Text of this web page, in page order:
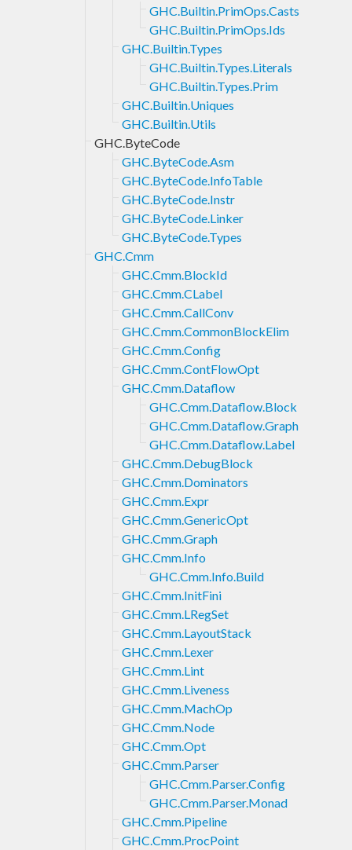
GHC.Builtin.PrimOps.Casts
GHC.Builtin.PrimOps.Ids
GHC.Builtin.Types
GHC.Builtin.Types.Literals
GHC.Builtin.Types.Prim
GHC.Builtin.Uniques
GHC.Builtin.Utils
GHC.ByteCode
GHC.ByteCode.Asm
GHC.ByteCode.InfoTable
GHC.ByteCode.Instr
GHC.ByteCode.Linker
GHC.ByteCode.Types
GHC.Cmm
GHC.Cmm.BlockId
GHC.Cmm.CLabel
GHC.Cmm.CallConv
GHC.Cmm.CommonBlockElim
GHC.Cmm.Config
GHC.Cmm.ContFlowOpt
GHC.Cmm.Dataflow
GHC.Cmm.Dataflow.Block
GHC.Cmm.Dataflow.Graph
GHC.Cmm.Dataflow.Label
GHC.Cmm.DebugBlock
GHC.Cmm.Dominators
GHC.Cmm.Expr
GHC.Cmm.GenericOpt
GHC.Cmm.Graph
GHC.Cmm.Info
GHC.Cmm.Info.Build
GHC.Cmm.InitFini
GHC.Cmm.LRegSet
GHC.Cmm.LayoutStack
GHC.Cmm.Lexer
GHC.Cmm.Lint
GHC.Cmm.Liveness
GHC.Cmm.MachOp
GHC.Cmm.Node
GHC.Cmm.Opt
GHC.Cmm.Parser
GHC.Cmm.Parser.Config
GHC.Cmm.Parser.Monad
GHC.Cmm.Pipeline
GHC.Cmm.ProcPoint